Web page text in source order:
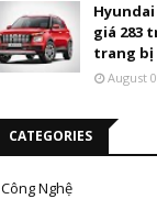
Hyundai
giá 283
trang bị
August
CATEGORIES
Công Nghệ